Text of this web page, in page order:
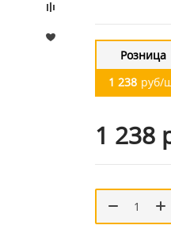
Розница
1 238 руб/
1 238